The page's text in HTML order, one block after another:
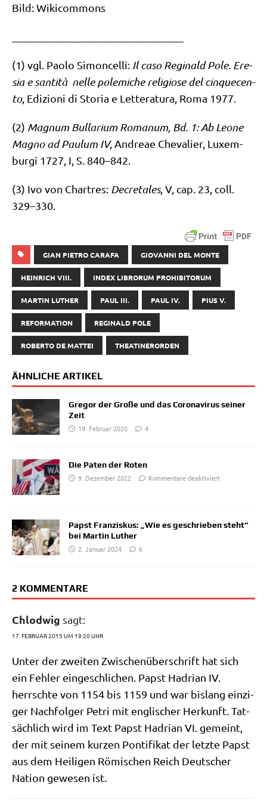
Bild: Wiki­com­mons
(1) vgl. Pao­lo Simon­cel­li: Il caso Regi­nald Pole. Ere­
sia e san­ti­tà nel­le pole­mi­che reli­gio­se del cin­que­cen­
to, Edi­zio­ni di Sto­ria e Let­te­ra­tura, Roma 1977.
(2) Magnum Bull­a­ri­um Roma­num, Bd. 1: Ab Leo­ne
Mag­no ad Pau­lum IV, And­reae Che­va­lier, Luxem­
bur­gi 1727, I, S. 840–842.
(3) Ivo von Char­tres: Decre­ta­les, V, cap. 23, coll.
329–330.
GIAN PIETRO CARAFA GIOVANNI DEL MONTE
HEINRICH VIII. INDEX LIBRORUM PROHIBITORUM
MARTIN LUTHER PAUL III. PAUL IV. PIUS V.
REFORMATION REGINALD POLE
ROBERTO DE MATTEI THEATINERORDEN
ÄHNLICHE ARTIKEL
Gregor der Große und das Coronavirus seiner
Zeit
19. Februar 2020
4
Die Paten der Roten
9. Dezember 2022
Kommentare deaktiviert
Papst Franziskus: „Wie es geschrieben steht“
bei Martin Luther
2. Januar 2024
6
2 KOMMENTARE
Chlodwig sagt:
17. FEBRUAR 2015 UM 19:20 UHR
Unter der zwei­ten Zwi­schen­über­schrift hat sich
ein Feh­ler ein­ge­schli­chen. Papst Hadri­an IV.
herrsch­te von 1154 bis 1159 und war bis­lang ein­zi­
ger Nach­fol­ger Petri mit eng­li­scher Her­kunft. Tat­
säch­lich wird im Text Papst Hadri­an VI. gemeint,
der mit sei­nem kur­zen Pon­ti­fi­kat der letz­te Papst
aus dem Hei­li­gen Römi­schen Reich Deut­scher
Nati­on gewe­sen ist.